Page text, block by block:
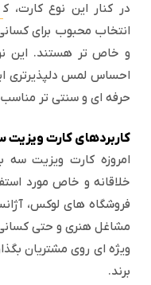
در کنار این نوع کارت، ک
انتخاب محبوب برای
و خاص تر هستند. این
احساس لمس دلپذیرتری
حرفه ای و سنتی تر
کاربردهای کارت
امروزه کارت ویزیت
خلاقانه و خاص مورد
فروشگاه های لوکس،
مشاغل هنری و حتی کسانی
ویژه ای روی مشتریان
برند.